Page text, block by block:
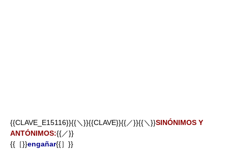
{{CLAVE_E15116}}{{＼}}{{CLAVE}}{{／}}{{＼}}SINÓNIMOS Y
ANTÓNIMOS:{{／}}
{{［}}engañar{{］}}